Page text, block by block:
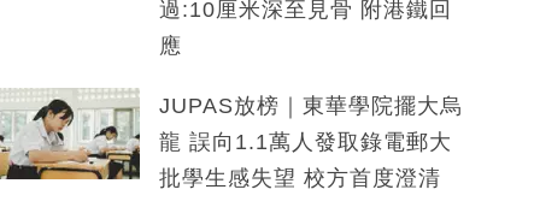
過:10厘米深至見骨 附港鐵回
應
JUPAS放榜｜東華學院擺大烏
龍 誤向1.1萬人發取錄電郵大
批學生感失望 校方首度澄清